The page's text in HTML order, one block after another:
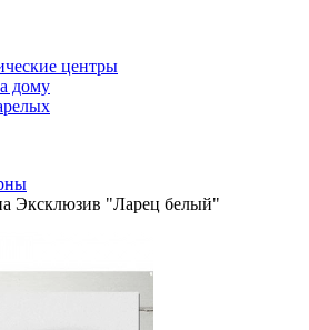
центры
дому
Эксклюзив "Ларец белый"